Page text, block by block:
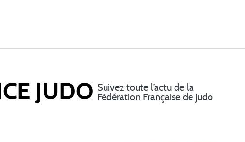
JUDO Suivez toute l’actu de la
Fédération Française de judo